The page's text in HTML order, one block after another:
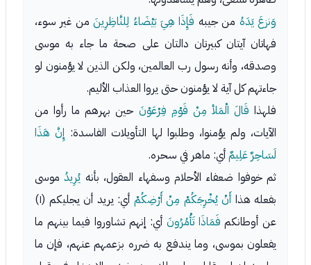
وَنزعَ يَدَهُ من جيبه فَإِذَا هِيَ بَيْضَاءُ لِلنَّاظِرِينَمن غير سوء،
فهاتان آيتان كبيرتان دالتان على صحة ما جاء به موسى
وصدقه، وأنه رسول رب العالمين، ولكن الذين لا يؤمنون لو
جاءتهم كل آية لا يؤمنون حتى يروا العذاب الأليم.
فلهذا قَالَ الْمَلأ مِنْ قَوْمِ فِرْعَوْنَ حين بهرهم ما رأوا من
الآيات، ولم يؤمنوا، وطلبوا لها التأويلات الفاسدة: إِنَّ هَذَا
لَسَاحِرٌ عَلِيمٌأي: ماهر في سحره.
ثم خوفوا ضعفاء الأحلام وسفهاء العقول، بأنه يُرِيدُموسى
بفعله هذا أَنْ يُخْرِجَكُمْ مِنْ أَرْضِكُمْ
أي: يريد أن يجليكم (١)
عن أوطانكم فَمَاذَا تَأْمُرُونَ أي: إنهم تشاوروا فيما بينهم ما
يفعلون بموسى، وما يندفع به ضرره بزعمهم عنهم، فإن ما